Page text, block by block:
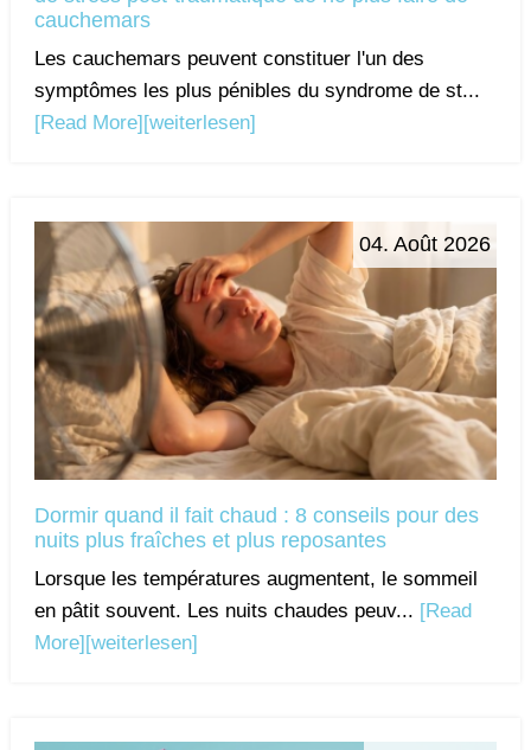
cauchemars
Les cauchemars peuvent constituer l'un des
symptômes les plus pénibles du syndrome de st...
[Read More] [weiterlesen]
04. Août 2026
Dormir quand il fait chaud : 8 conseils pour des
nuits plus fraîches et plus reposantes
Lorsque les températures augmentent, le sommeil
en pâtit souvent. Les nuits chaudes peuv... [Read
More] [weiterlesen]